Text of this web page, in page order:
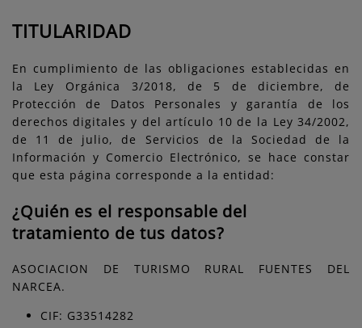
TITULARIDAD
En cumplimiento de las obligaciones establecidas en
la Ley Orgánica 3/2018, de 5 de diciembre, de
Protección de Datos Personales y garantía de los
derechos digitales y del artículo 10 de la Ley 34/2002,
de 11 de julio, de Servicios de la Sociedad de la
Información y Comercio Electrónico, se hace constar
que esta página corresponde a la entidad:
¿Quién es el responsable del
tratamiento de tus datos?
ASOCIACION DE TURISMO RURAL FUENTES DEL
NARCEA.
CIF: G33514282